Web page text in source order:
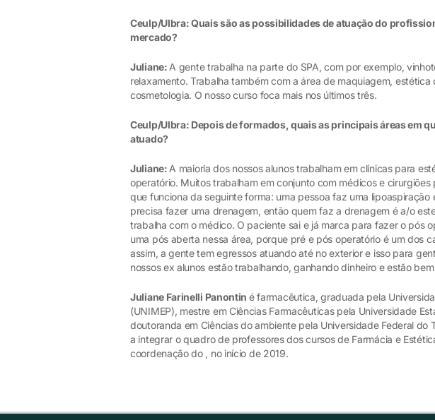
Ceulp/Ulbra: Quais são as possibilidades de atuação do
mercado?
Juliane: A gente trabalha na parte do SPA, com por exemplo,
relaxamento. Trabalha também com a área de maquiagem, estética
cosmetologia. O nosso curso foca mais nos últimos três.
Ceulp/Ulbra: Depois de formados, quais as principais áreas em
atuado?
Juliane: A maioria dos nossos alunos trabalham em clínicas para
operatório. Muitos trabalham em conjunto com médicos e
que funciona da seguinte forma: uma pessoa faz uma lipoaspiração
precisa fazer uma drenagem, então quem faz a drenagem é a/o
trabalha com o médico. O paciente sai e já marca para fazer o pós
uma pós aberta nessa área, porque pré e pós operatório é um dos
assim, a gente tem egressos atuando até no exterior e isso para
nossos ex alunos estão trabalhando, ganhando dinheiro e estão
Juliane Farinelli Panontin é farmacêutica, graduada pela
(UNIMEP), mestre em Ciências Farmacêuticas pela Universidade
doutoranda em Ciências do ambiente pela Universidade Federal do
a integrar o quadro de professores dos cursos de Farmácia e
coordenação do , no início de 2019.